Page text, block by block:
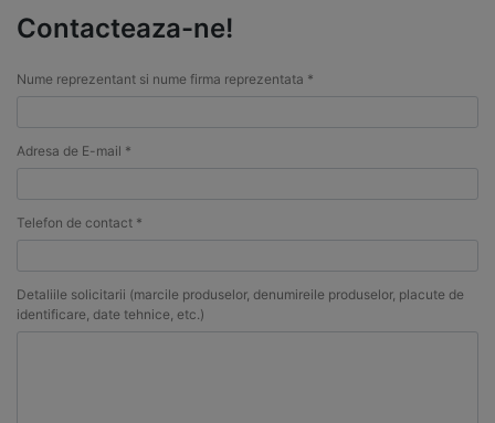
Contacteaza-ne!
Nume reprezentant si nume firma reprezentata *
Adresa de E-mail *
Telefon de contact *
Detaliile solicitarii (marcile produselor, denumireile produselor, placute de
identificare, date tehnice, etc.)